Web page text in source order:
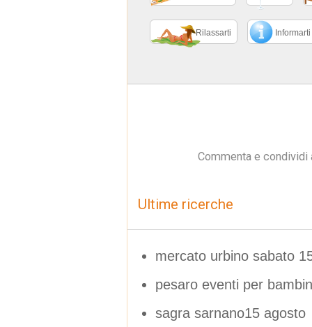
Rilassarti Informarti
Commenta e
Ultime ricerche
mercato urbino sabato
pesaro eventi per
sagra sarnano15 agosto